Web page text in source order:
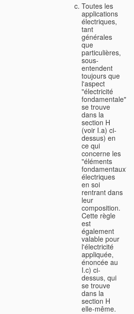
Toutes les
applications
électriques,
tant
générales
que
particulières,
sous-
entendent
toujours que
l'aspect
"électricité
fondamentale"
se trouve
dans la
section H
(voir I.a) ci-
dessus) en
ce qui
concerne les
"éléments
fondamentaux"
électriques
en soi
rentrant dans
leur
composition.
Cette règle
est
également
valable pour
l'électricité
appliquée,
énoncée au
I.c) ci-
dessus, qui
se trouve
dans la
section H
elle-même.